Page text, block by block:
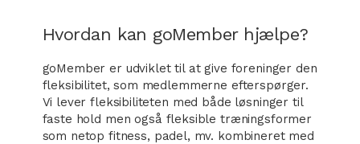
Hvordan kan goMember hjælpe?
goMember er udviklet til at give foreninger den
fleksibilitet, som medlemmerne efterspørger.
Vi lever fleksibiliteten med både løsninger til
faste hold men også fleksible træningsformer
som netop fitness, padel, mv. kombineret med